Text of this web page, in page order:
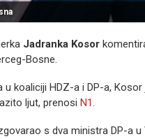
Jadranka Kosor
Bosne.
koaliciji HDZ-a i DP-a,
ljut, prenosi N1.
s dva ministra DP-a